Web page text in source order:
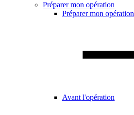
Préparer mon opération
Préparer mon opération
Avant l'opération